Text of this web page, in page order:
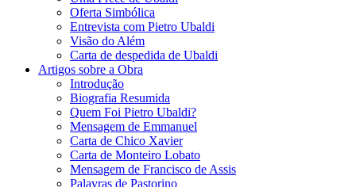
Oferta Simbólica
Entrevista com Pietro Ubaldi
Visão do Além
Carta de despedida de Ubaldi
Artigos sobre a Obra
Introdução
Biografia Resumida
Quem Foi Pietro Ubaldi?
Mensagem de Emmanuel
Carta de Chico Xavier
Carta de Monteiro Lobato
Mensagem de Francisco de Assis
Palavras de Pastorino